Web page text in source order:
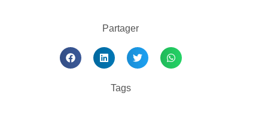
Partager
Tags